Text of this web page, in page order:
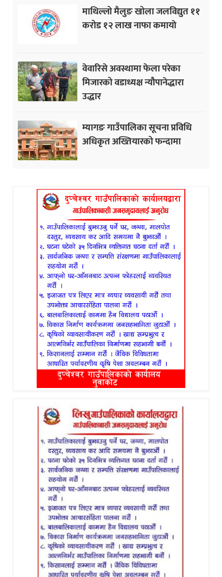
माथिल्लो मैलुङ खोला जलविद्युत ११
करोड १२ लाख नाफा कमायाे
वेवारिसे अवस्थामा फेला परेका
मिजारको वडाध्यक्ष न्यौपानेद्धारा
उद्धार
म्यागङ गाउँपालिका सूचना प्रविधि
अधिकृत अख्तियारको फन्दामा